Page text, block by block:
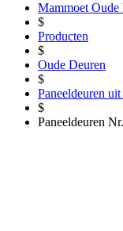
Mammoet
$
Producten
$
Oude Deuren
$
Paneeldeuren
$
Paneeldeuren